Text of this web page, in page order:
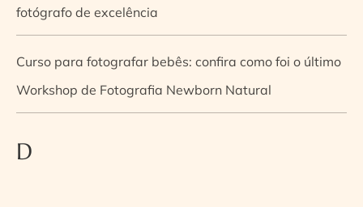
fotógrafo de excelência
Curso para fotografar bebês: confira como foi o último
Workshop de Fotografia Newborn Natural
D